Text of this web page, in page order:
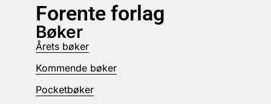
Forente forlag
Bøker
Årets bøker
Kommende bøker
Pocketbøker